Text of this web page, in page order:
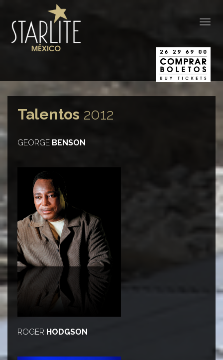
Talentos 2012
GEORGE BENSON
ROGER HODGSON